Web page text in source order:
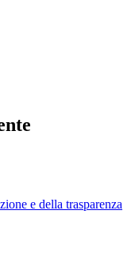
e della trasparenza